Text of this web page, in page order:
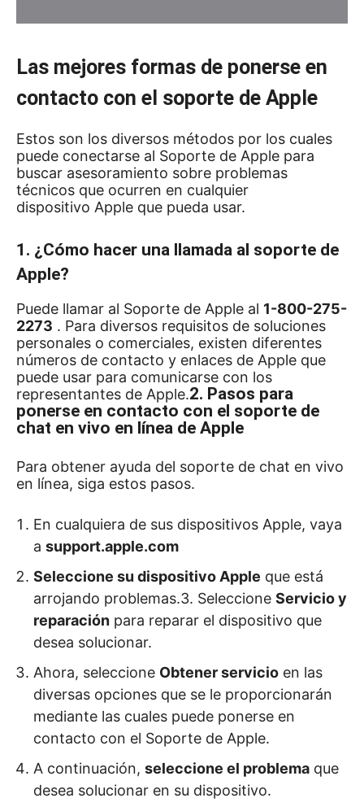
Las mejores formas de ponerse en
contacto con el soporte de Apple
Estos son los diversos métodos por los cuales
puede conectarse al Soporte de Apple para
buscar asesoramiento sobre problemas
técnicos que ocurren en cualquier
dispositivo Apple que pueda usar.
1. ¿Cómo hacer una llamada al soporte de
Apple?
Puede llamar al Soporte de Apple al 1-800-275-
2273 . Para diversos requisitos de soluciones
personales o comerciales, existen diferentes
números de contacto y enlaces de Apple que
puede usar para comunicarse con los
representantes de Apple.2. Pasos para
ponerse en contacto con el soporte de
chat en vivo en línea de Apple
Para obtener ayuda del soporte de chat en vivo
en línea, siga estos pasos.
En cualquiera de sus dispositivos Apple, vaya
a support.apple.com
Seleccione su dispositivo Apple que está
arrojando problemas.3. Seleccione Servicio y
reparación para reparar el dispositivo que
desea solucionar.
Ahora, seleccione Obtener servicio en las
diversas opciones que se le proporcionarán
mediante las cuales puede ponerse en
contacto con el Soporte de Apple.
A continuación, seleccione el problema que
desea solucionar en su dispositivo.